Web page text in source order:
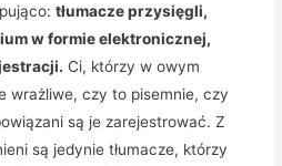
tłumacze przysięgli,
w formie elektronicznej,
Ci, którzy w owym
wrażliwe, czy to pisemnie, czy
są je zarejestrować. Z
są jedynie tłumacze, którzy